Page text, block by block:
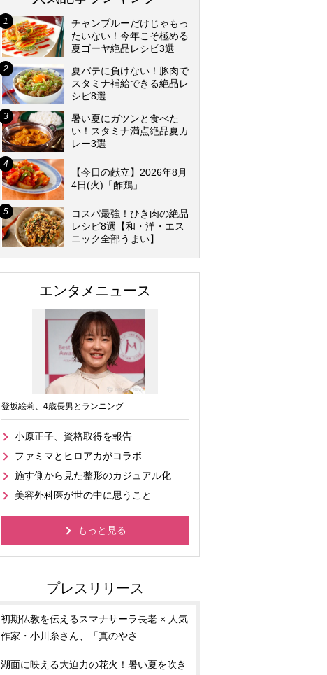
チャンプルーだけじゃもっ
たいない！今年こそ極める
夏ゴーヤ絶品レシピ3選
夏バテに負けない！豚肉で
スタミナ補給できる絶品レ
シピ8選
暑い夏にガツンと食べた
い！スタミナ満点絶品夏カ
レー3選
【今日の献立】2026年8月
4日(火)「酢鶏」
コスパ最強！ひき肉の絶品
レシピ8選【和・洋・エス
ニック全部うまい】
エンタメニュース
登坂絵莉、4歳長男とランニング
小原正子、資格取得を報告
ファミマとヒロアカがコラボ
施す側から見た整形のカジュアル化
美容外科医が世の中に思うこと
もっと見る
初期仏教を伝えるスマナサーラ長老 × 人気
作家・小川糸さん、「真のやさ…
湖面に映える大迫力の花火！暑い夏を吹き